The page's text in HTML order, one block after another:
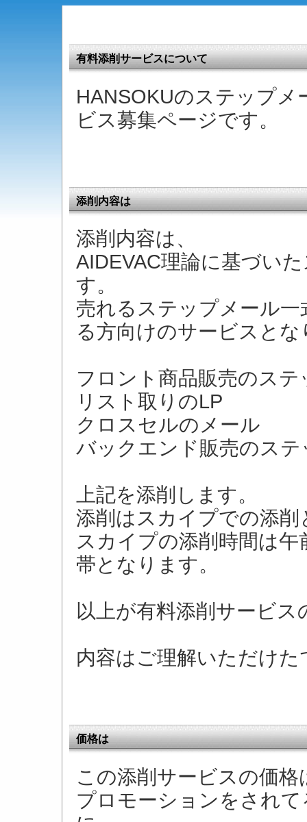
有料添削サービスについて
HANSOKUのステップ
ビス募集ページです。
添削内容は
添削内容は、
AIDEVAC理論に基づい
す。
売れるステップメール
る方向けのサービスとな
フロント商品販売のステ
リスト取りのLP
クロスセルのメール
バックエンド販売のス
上記を添削します。
添削はスカイプでの添削
スカイプの添削時間は
帯となります。
以上が有料添削サービ
内容はご理解いただけ
価格は
この添削サービスの価格
プロモーションをされ